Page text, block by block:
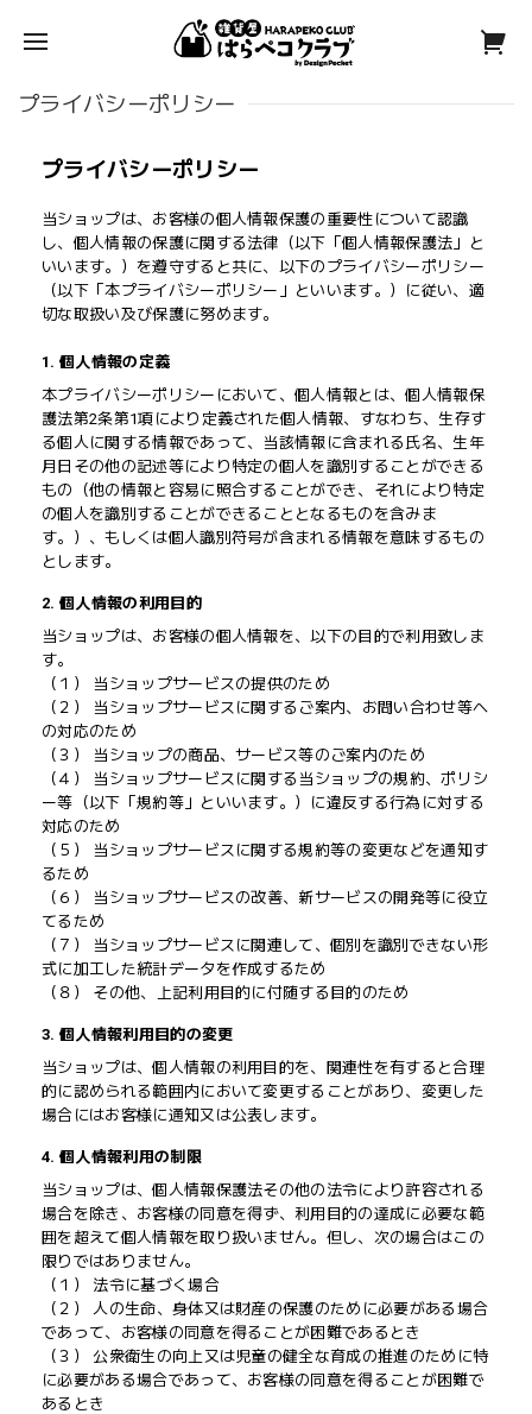
プライバシーポリシー
プライバシーポリシー
当ショップは、お客様の個人情報保護の重要性について認識
し、個人情報の保護に関する法律（以下「個人情報保護法」と
いいます。）を遵守すると共に、以下のプライバシーポリシー
（以下「本プライバシーポリシー」といいます。）に従い、適
切な取扱い及び保護に努めます。
1. 個人情報の定義
本プライバシーポリシーにおいて、個人情報とは、個人情報保
護法第2条第1項により定義された個人情報、すなわち、生存す
る個人に関する情報であって、当該情報に含まれる氏名、生年
月日その他の記述等により特定の個人を識別することができる
もの（他の情報と容易に照合することができ、それにより特定
の個人を識別することができることとなるものを含みま
す。）、もしくは個人識別符号が含まれる情報を意味するもの
とします。
2. 個人情報の利用目的
当ショップは、お客様の個人情報を、以下の目的で利用致しま
す。
（１） 当ショップサービスの提供のため
（２） 当ショップサービスに関するご案内、お問い合わせ等へ
の対応のため
（３） 当ショップの商品、サービス等のご案内のため
（４） 当ショップサービスに関する当ショップの規約、ポリシ
ー等（以下「規約等」といいます。）に違反する行為に対する
対応のため
（５） 当ショップサービスに関する規約等の変更などを通知す
るため
（６） 当ショップサービスの改善、新サービスの開発等に役立
てるため
（７） 当ショップサービスに関連して、個別を識別できない形
式に加工した統計データを作成するため
（８） その他、上記利用目的に付随する目的のため
3. 個人情報利用目的の変更
当ショップは、個人情報の利用目的を、関連性を有すると合理
的に認められる範囲内において変更することがあり、変更した
場合にはお客様に通知又は公表します。
4. 個人情報利用の制限
当ショップは、個人情報保護法その他の法令により許容される
場合を除き、お客様の同意を得ず、利用目的の達成に必要な範
囲を超えて個人情報を取り扱いません。但し、次の場合はこの
限りではありません。
（１） 法令に基づく場合
（２） 人の生命、身体又は財産の保護のために必要がある場合
であって、お客様の同意を得ることが困難であるとき
（３） 公衆衛生の向上又は児童の健全な育成の推進のために特
に必要がある場合であって、お客様の同意を得ることが困難で
あるとき